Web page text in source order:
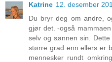
Katrine 12. desember
Du bryr deg om andre,
gjør det. -også
selv og sønnen sin.
større grad enn ellers er
mennesker rundt